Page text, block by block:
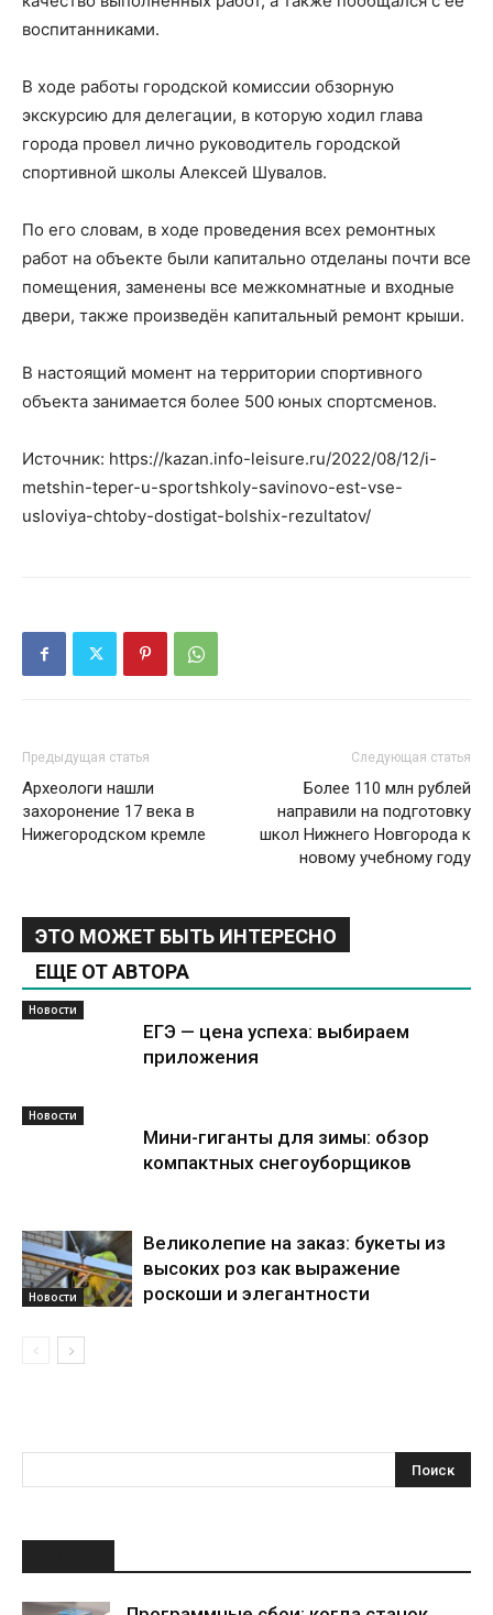
воспитанниками.
В ходе работы городской комиссии обзорную
экскурсию для делегации, в которую ходил глава
города провел лично руководитель городской
спортивной школы Алексей Шувалов.
По его словам, в ходе проведения всех ремонтных
работ на объекте были капитально отделаны почти все
помещения, заменены все межкомнатные и входные
двери, также произведён капитальный ремонт крыши.
В настоящий момент на территории спортивного
объекта занимается более 500 юных спортсменов.
Источник: https://kazan.info-leisure.ru/2022/08/12/i-
metshin-teper-u-sportshkoly-savinovo-est-vse-
usloviya-chtoby-dostigat-bolshix-rezultatov/
Предыдущая статья
Археологи нашли
захоронение 17 века в
Нижегородском кремле
Следующая статья
Более 110 млн рублей
направили на подготовку
школ Нижнего Новгорода к
новому учебному году
ЭТО МОЖЕТ БЫТЬ ИНТЕРЕСНО
ЕЩЕ ОТ АВТОРА
Новости
ЕГЭ — цена успеха: выбираем
приложения
Новости
Мини-гиганты для зимы: обзор
компактных снегоуборщиков
Новости
Великолепие на заказ: букеты из
высоких роз как выражение
роскоши и элегантности